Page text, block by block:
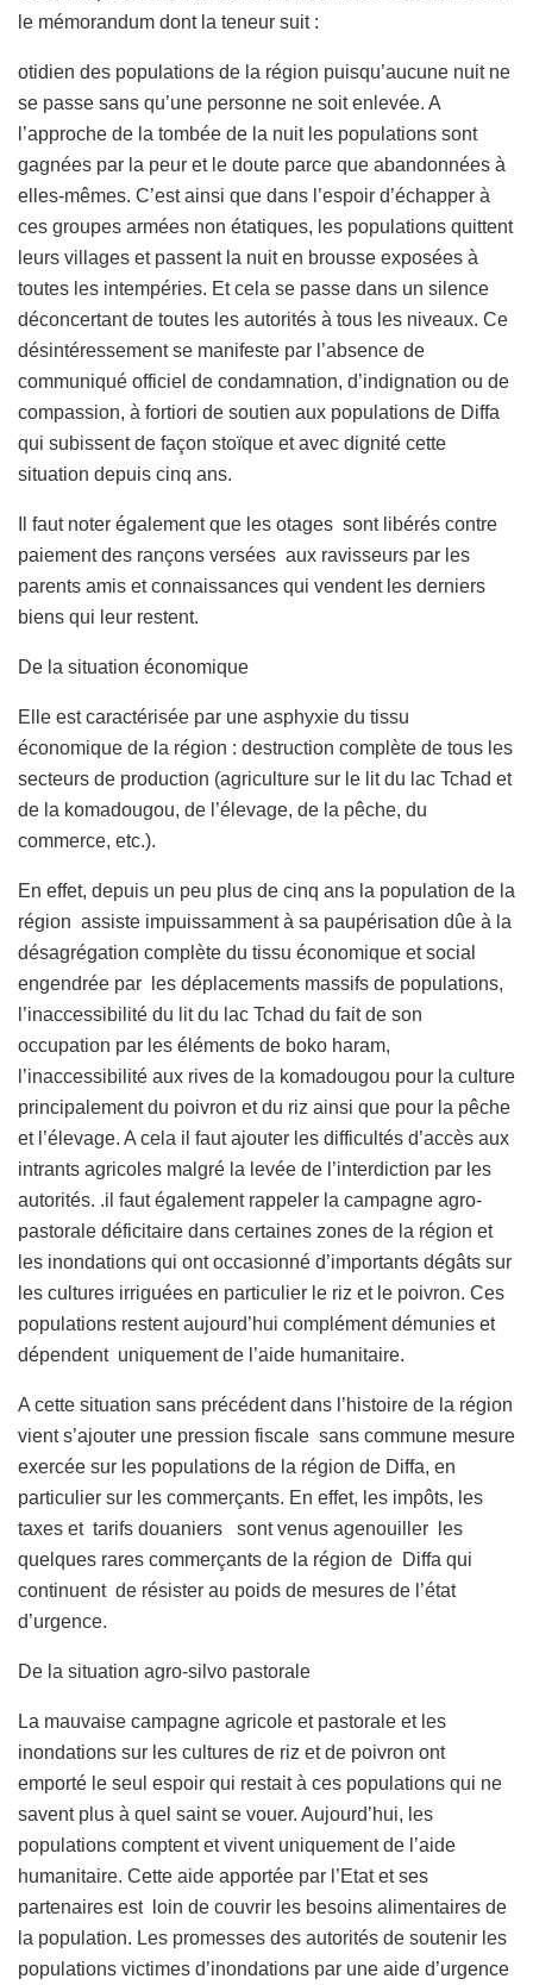
le mémorandum dont la teneur suit :
otidien des populations de la région puisqu’aucune nuit ne
se passe sans qu’une personne ne soit enlevée. A
l’approche de la tombée de la nuit les populations sont
gagnées par la peur et le doute parce que abandonnées à
elles-mêmes. C’est ainsi que dans l’espoir d’échapper à
ces groupes armées non étatiques, les populations quittent
leurs villages et passent la nuit en brousse exposées à
toutes les intempéries. Et cela se passe dans un silence
déconcertant de toutes les autorités à tous les niveaux. Ce
désintéressement se manifeste par l’absence de
communiqué officiel de condamnation, d’indignation ou de
compassion, à fortiori de soutien aux populations de Diffa
qui subissent de façon stoïque et avec dignité cette
situation depuis cinq ans.
Il faut noter également que les otages sont libérés contre
paiement des rançons versées aux ravisseurs par les
parents amis et connaissances qui vendent les derniers
biens qui leur restent.
De la situation économique
Elle est caractérisée par une asphyxie du tissu
économique de la région : destruction complète de tous les
secteurs de production (agriculture sur le lit du lac Tchad et
de la komadougou, de l’élevage, de la pêche, du
commerce, etc.).
En effet, depuis un peu plus de cinq ans la population de la
région assiste impuissamment à sa paupérisation dûe à la
désagrégation complète du tissu économique et social
engendrée par les déplacements massifs de populations,
l’inaccessibilité du lit du lac Tchad du fait de son
occupation par les éléments de boko haram,
l’inaccessibilité aux rives de la komadougou pour la culture
principalement du poivron et du riz ainsi que pour la pêche
et l’élevage. A cela il faut ajouter les difficultés d’accès aux
intrants agricoles malgré la levée de l’interdiction par les
autorités. .il faut également rappeler la campagne agro-
pastorale déficitaire dans certaines zones de la région et
les inondations qui ont occasionné d’importants dégâts sur
les cultures irriguées en particulier le riz et le poivron. Ces
populations restent aujourd’hui complément démunies et
dépendent uniquement de l’aide humanitaire.
A cette situation sans précédent dans l’histoire de la région
vient s’ajouter une pression fiscale sans commune mesure
exercée sur les populations de la région de Diffa, en
particulier sur les commerçants. En effet, les impôts, les
taxes et tarifs douaniers sont venus agenouiller les
quelques rares commerçants de la région de Diffa qui
continuent de résister au poids de mesures de l’état
d’urgence.
De la situation agro-silvo pastorale
La mauvaise campagne agricole et pastorale et les
inondations sur les cultures de riz et de poivron ont
emporté le seul espoir qui restait à ces populations qui ne
savent plus à quel saint se vouer. Aujourd’hui, les
populations comptent et vivent uniquement de l’aide
humanitaire. Cette aide apportée par l’Etat et ses
partenaires est loin de couvrir les besoins alimentaires de
la population. Les promesses des autorités de soutenir les
populations victimes d’inondations par une aide d’urgence